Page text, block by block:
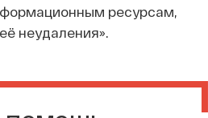
ресурсам,
неудаления».